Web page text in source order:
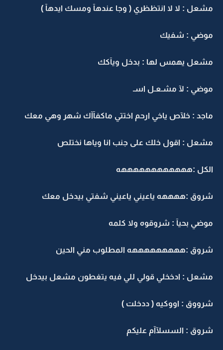
مشعل : لا لا انتظظري ( وجا عندهآ ومسك ايدهآ )
موضي : شفيك
مشعل يهمس لها : بدخل ويآكك
موضي : لآ مشـعـل اسـ
ماجد : خلآص ياخي ارحم اختتي ماكفآآك شهر وهي معك
مشعل : اقول خلك على جنب انا وياها نختلص
الكل :ههههههههههههه
شروق :ههههه ياعيني ياعيني شفتي بيدخل معك
موضي بحيآ : شروقوه ولا كلمه
شروق :هههههههههه المطلوب مني الحين
مشعل : ادخخلي قولي للي فيه يتغطون مشعل بيدخل
شرووق : اووكيه ( ددخلت )
شروق : السسلآآم عليكم